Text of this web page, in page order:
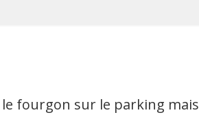
le fourgon sur le parking mais